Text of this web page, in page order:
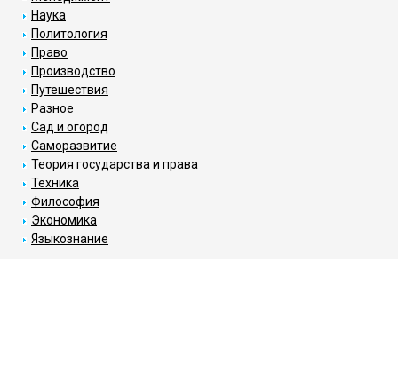
Наука
Политология
Право
Производство
Путешествия
Разное
Сад и огород
Саморазвитие
Теория государства и права
Техника
Философия
Экономика
Языкознание